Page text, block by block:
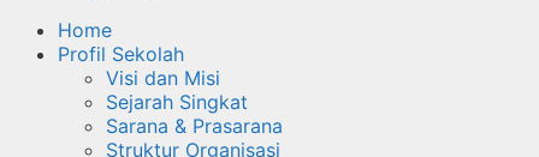
Home
Profil Sekolah
Visi dan Misi
Sejarah Singkat
Sarana & Prasarana
Struktur Organisasi